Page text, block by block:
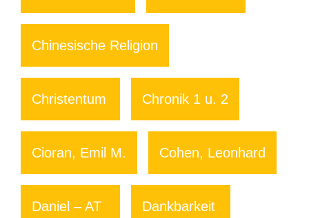
Chinesische Religion
Christentum Chronik 1 u. 2
Cioran, Emil M. Cohen, Leonhard
Daniel – AT Dankbarkeit